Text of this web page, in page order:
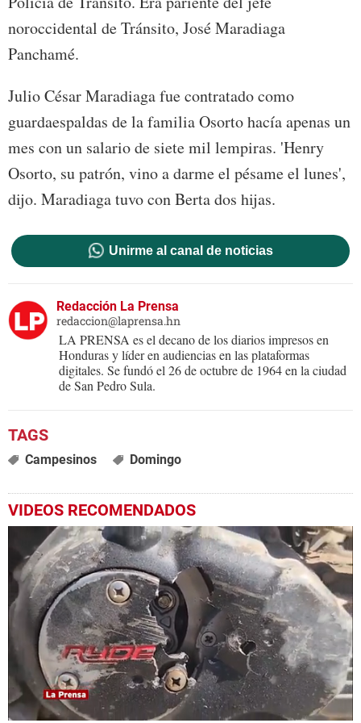
noroccidental de Tránsito, José Maradiaga
Panchamé.
Julio César Maradiaga fue contratado como
guardaespaldas de la familia Osorto hacía apenas un
mes con un salario de siete mil lempiras. 'Henry
Osorto, su patrón, vino a darme el pésame el lunes',
dijo. Maradiaga tuvo con Berta dos hijas.
Unirme al canal de noticias
Redacción La Prensa
redaccion@laprensa.hn
LA PRENSA es el decano de los diarios impresos en
Honduras y líder en audiencias en las plataformas
digitales. Se fundó el 26 de octubre de 1964 en la ciudad
de San Pedro Sula.
Campesinos Domingo
VIDEOS RECOMENDADOS